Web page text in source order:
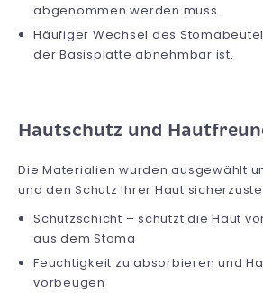
abgenommen werden muss.
Häufiger Wechsel des
der Basisplatte abnehmbar ist.
Hautschutz und
Die Materialien wurden ausgewählt
und den Schutz Ihrer Haut
Schutzschicht – schützt die Haut
aus dem Stoma
Feuchtigkeit zu absorbieren und
vorbeugen